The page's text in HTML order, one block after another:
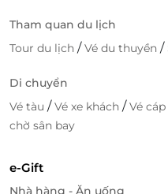
Ngoài ra, nhà hàng
Tham quan du lịch
Tour du lịch /Vé du thuyền /
Di chuyển
Vé tàu /Vé xe khách /Vé
chờ sân bay
e-Gift
Nhà hàng - Ăn uống